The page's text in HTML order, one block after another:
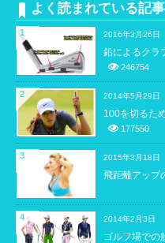
よく読まれている記事
2016年3月26日
鉛によるクラ
246754
1
2014年5月29日
100を切るた
177550
2
2015年3月18日
飛距離アップ
3
2014年2月3日
ゴルフ場での
4